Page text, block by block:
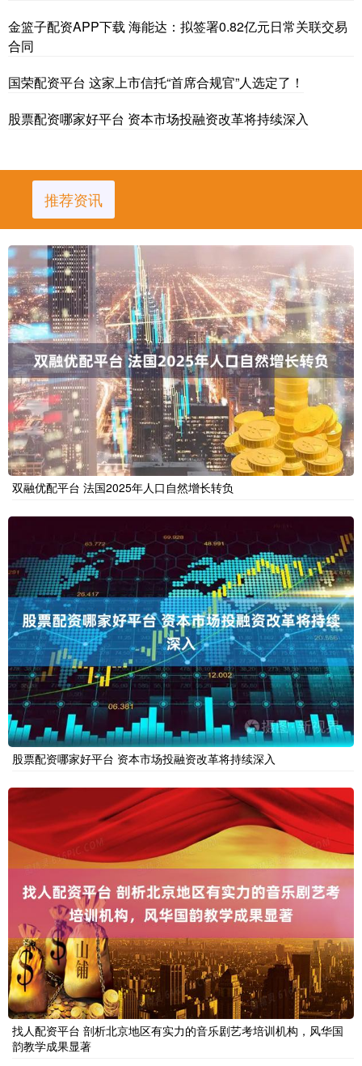
金篮子配资APP下载 海能达：拟签署0.82亿元日常关联交易
合同
国荣配资平台 这家上市信托“首席合规官”人选定了！
股票配资哪家好平台 资本市场投融资改革将持续深入
推荐资讯
双融优配平台 法国2025年人口自然增长转负
股票配资哪家好平台 资本市场投融资改革将持续深入
找人配资平台 剖析北京地区有实力的音乐剧艺考培训机构，风华国
韵教学成果显著